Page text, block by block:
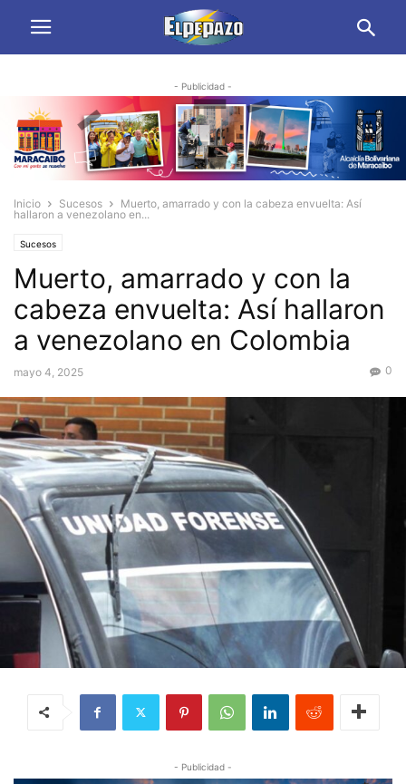
- Publicidad -
Inicio Sucesos
Muerto, amarrado y con la cabeza envuelta: Así
hallaron a venezolano en...
Sucesos
Muerto, amarrado y con la
cabeza envuelta: Así hallaron
a venezolano en Colombia
mayo 4, 2025 0
- Publicidad -